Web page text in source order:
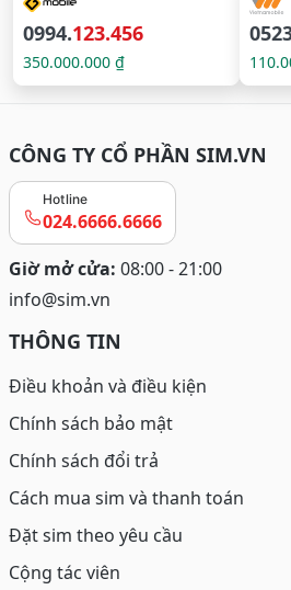
0994.123.456
350.000.000 ₫
CÔNG TY CỔ PHẦN SIM.VN
Hotline
024.6666.6666
Giờ mở cửa: 08:00 - 21:00
info@sim.vn
THÔNG TIN
Điều khoản và điều kiện
Chính sách bảo mật
Chính sách đổi trả
Cách mua sim và thanh toán
Đặt sim theo yêu cầu
Cộng tác viên